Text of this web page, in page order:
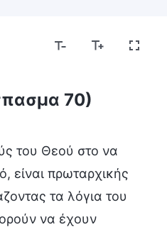
70)
του Θεού στο να
είναι πρωταρχικής
τα λόγια του
να έχουν